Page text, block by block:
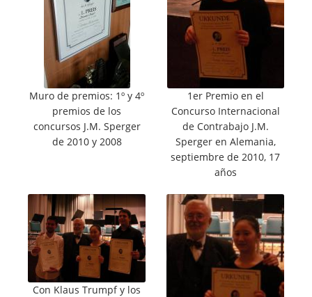
Muro de premios: 1º y 4º
premios de los
concursos J.M. Sperger
de 2010 y 2008
1er Premio en el
Concurso Internacional
de Contrabajo J.M.
Sperger en Alemania,
septiembre de 2010, 17
años
Con Klaus Trumpf y los